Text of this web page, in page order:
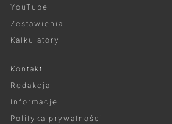
YouTube
Zestawienia
Kalkulatory
Kontakt
Redakcja
Informacje
Polityka prywatności